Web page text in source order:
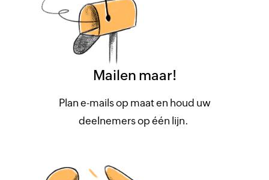
Mailen maar!
Plan e-mails op maat en houd uw
deelnemers op één lijn.